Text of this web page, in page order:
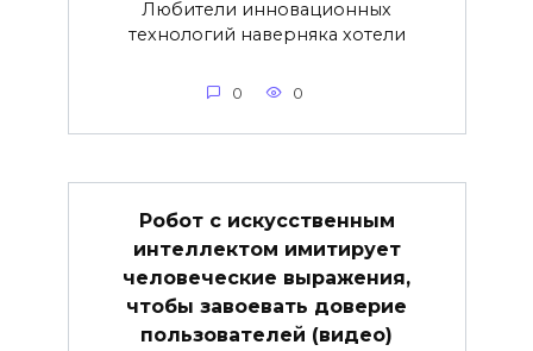
Любители инновационных
технологий наверняка хотели
0 0
Робот с искусственным
интеллектом имитирует
человеческие выражения,
чтобы завоевать доверие
пользователей (видео)